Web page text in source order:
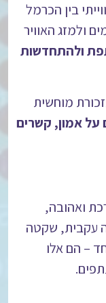
בין הכרמל
ולמזג האוויר
ולהתחדשות
מוחשית
על אמון, קשרים
ואהובה,
עקבית, שקטה
– הם אלו